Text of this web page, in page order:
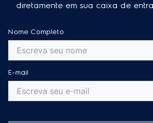
diretamente em sua caixa de
Nome Completo
E-mail